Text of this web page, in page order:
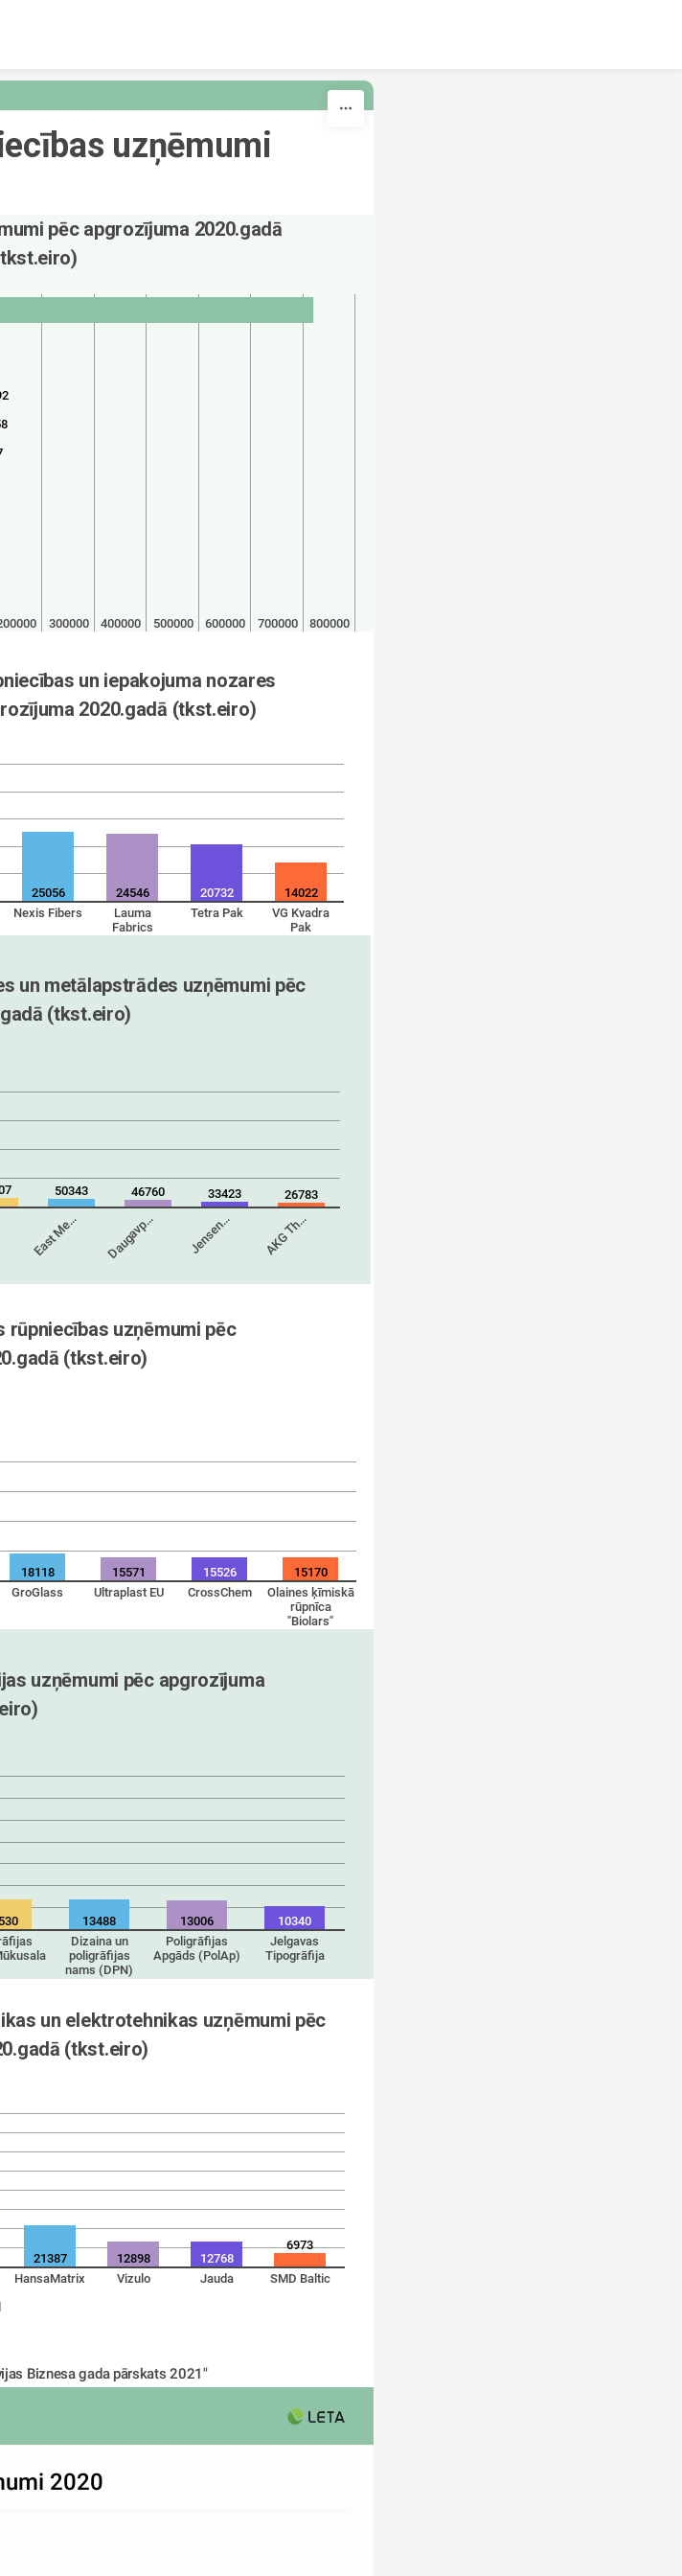
uzņēmumi
pēc apgrozījuma 2020.gadā
300000 400000 500000 600000 700000 800000
un iepakojuma nozares
2020.gadā (tkst.eiro)
Nexis Fibers
Lauma
Fabrics
Tetra Pak
VG Kvadra
Pak
25056 24546 20732 14022
un metālapstrādes uzņēmumi pēc
(tkst.eiro)
East Me… Daugavp… Jensen… AKG Th…
50343 46760 33423 26783
rūpniecības uzņēmumi pēc
(tkst.eiro)
GroGlass Ultraplast EU CrossChem
Olaines ķīmiskā
rūpnīca
"Biolars"
18118 15571 15526 15170
uzņēmumi pēc apgrozījuma
Dizaina un
poligrāfijas
nams (DPN)
Poligrāfijas
Apgāds (PolAp)
Jelgavas
Tipogrāfija
13488 13006 10340
un elektrotehnikas uzņēmumi pēc
(tkst.eiro)
HansaMatrix Vizulo Jauda SMD Baltic
21387 12898 12768
6973
Biznesa gada pārskats 2021"
2020